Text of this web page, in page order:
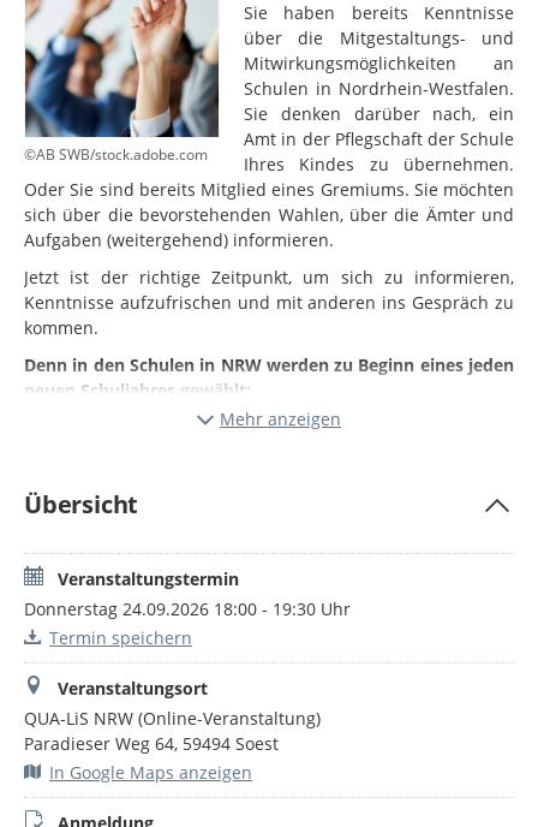
©AB SWB/stock.adobe.com
Sie haben bereits Kenntnisse
über die Mitgestaltungs- und
Mitwirkungsmöglichkeiten an
Schulen in Nordrhein-Westfalen.
Sie denken darüber nach, ein
Amt in der Pflegschaft der Schule
Ihres Kindes zu übernehmen.
Oder Sie sind bereits Mitglied eines Gremiums. Sie möchten
sich über die bevorstehenden Wahlen, über die Ämter und
Aufgaben (weitergehend) informieren.
Jetzt ist der richtige Zeitpunkt, um sich zu informieren,
Kenntnisse aufzufrischen und mit anderen ins Gespräch zu
kommen.
Denn in den Schulen in NRW werden zu Beginn eines jeden
neuen Schuljahres gewählt:
die Vorsitzenden der Mitwirkungsgremien und ihre
Die Supportstelle Weiterbildung der QUA-LiS NRW bietet im
Zusammenarbeit mit Vertreterinnen und Vertretern der
Elternverbände in NRW eine
Informationsveranstaltung für interessierte Eltern und
Erziehungsberechtigte
Gremien informieren möchten.
Diese 2. Veranstaltung aus der Reihe "Rund um
Schulmitwirkung" liefert Informationen rund um die
Gremienarbeit mit dem Schwerpunkt "Verfahren und
Wahlen". Grundlage ist das
Internetportal
Mehr anzeigen
Übersicht
Veranstaltungstermin
Donnerstag 24.09.2026 18:00 - 19:30 Uhr
Termin speichern
Veranstaltungsort
QUA-LiS NRW (Online-Veranstaltung)
Paradieser Weg 64, 59494 Soest
In Google Maps anzeigen